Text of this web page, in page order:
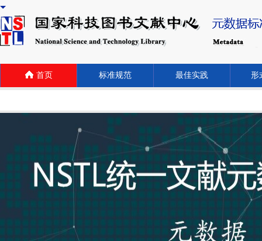
首页 标准规范 最佳实践 形